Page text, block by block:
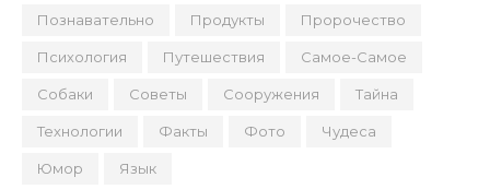
Познавательно Продукты Пророчество
Психология Путешествия Самое-Самое
Собаки Советы Сооружения Тайна
Технологии Факты Фото Чудеса
Юмор Язык